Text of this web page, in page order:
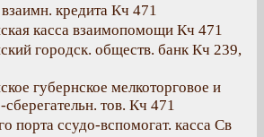
кредита Кч 471
касса взаимопомощи Кч 471
городск. обществ. банк Кч 239,
губернское мелкоторговое и
тов. Кч 471
порта ссудо-вспомогат. касса Св